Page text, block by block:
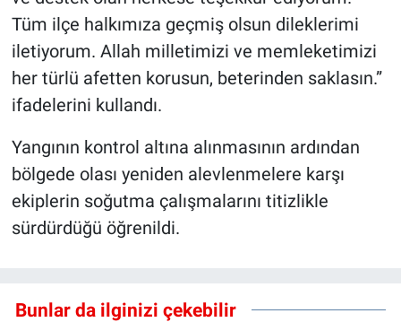
Tüm ilçe halkımıza geçmiş olsun dileklerimi
iletiyorum. Allah milletimizi ve memleketimizi
her türlü afetten korusun, beterinden saklasın.”
ifadelerini kullandı.
Yangının kontrol altına alınmasının ardından
bölgede olası yeniden alevlenmelere karşı
ekiplerin soğutma çalışmalarını titizlikle
sürdürdüğü öğrenildi.
Bunlar da ilginizi çekebilir